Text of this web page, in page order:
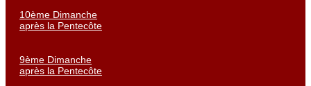
10ème Dimanche
après la Pentecôte
9ème Dimanche
après la Pentecôte